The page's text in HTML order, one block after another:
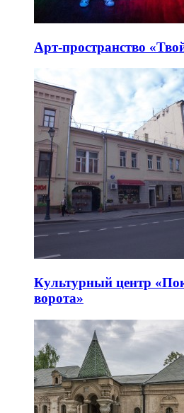
Арт-пространство
Культурный центр
ворота»